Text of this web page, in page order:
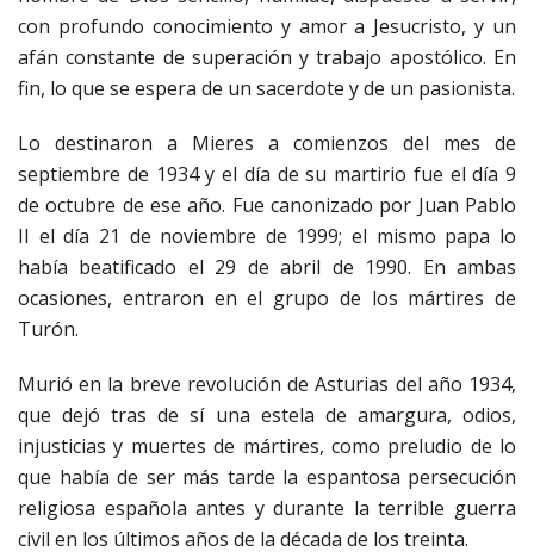
con profundo conocimiento y amor a Jesucristo, y un
afán constante de superación y trabajo apostólico. En
fin, lo que se espera de un sacerdote y de un pasionista.
Lo destinaron a Mieres a comienzos del mes de
septiembre de 1934 y el día de su martirio fue el día 9
de octubre de ese año. Fue canonizado por Juan Pablo
II el día 21 de noviembre de 1999; el mismo papa lo
había beatificado el 29 de abril de 1990. En ambas
ocasiones, entraron en el grupo de los mártires de
Turón.
Murió en la breve revolución de Asturias del año 1934,
que dejó tras de sí una estela de amargura, odios,
injusticias y muertes de mártires, como preludio de lo
que había de ser más tarde la espantosa persecución
religiosa española antes y durante la terrible guerra
civil en los últimos años de la década de los treinta.